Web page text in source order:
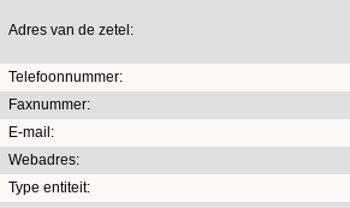
Adres van de zetel:
Telefoonnummer:
Faxnummer:
E-mail:
Webadres:
Type entiteit: